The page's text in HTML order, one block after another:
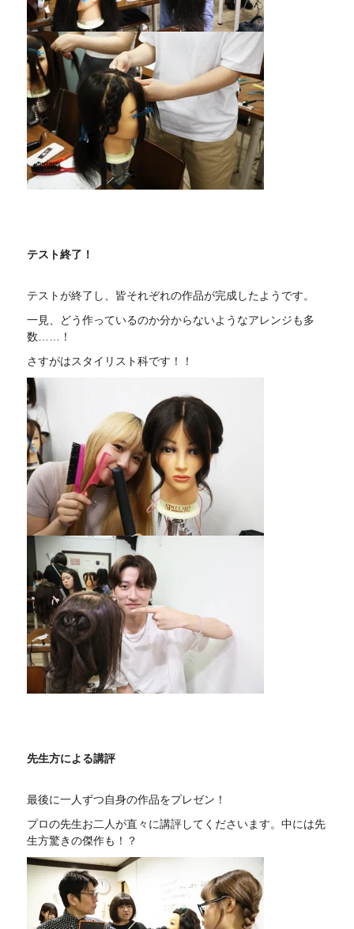
テスト終了！
テストが終了し、皆それぞれの作品が完成したようです。
一見、どう作っているのか分からないようなアレンジも多
数……！
さすがはスタイリスト科です！！
先生方による講評
最後に一人ずつ自身の作品をプレゼン！
プロの先生お二人が直々に講評してくださいます。中には先
生方驚きの傑作も！？